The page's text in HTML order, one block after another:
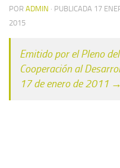
POR ADMIN · PUBLICADA 17
2015
Emitido por el Pleno
Cooperación al
17 de enero de 2011 →